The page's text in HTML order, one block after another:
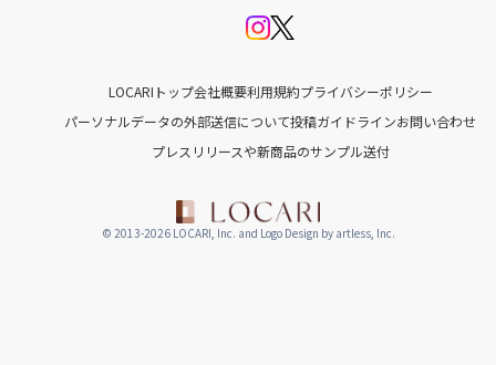
LOCARIトップ会社概要利用規約プライバシーポリシー
パーソナルデータの外部送信について投稿ガイドラインお問い合わせ
プレスリリースや新商品のサンプル送付
© 2013-2026 LOCARI, Inc. and Logo Design by artless, Inc.